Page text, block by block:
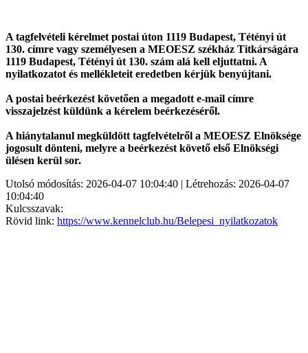
A tagfelvételi kérelmet postai úton 1119 Budapest, Tétényi út
130. címre vagy személyesen a MEOESZ székház Titkárságára
1119 Budapest, Tétényi út 130. szám alá kell eljuttatni. A
nyilatkozatot és mellékleteit eredetben kérjük benyújtani.
A postai beérkezést követően a megadott e-mail címre
visszajelzést küldünk a kérelem beérkezéséről.
A hiánytalanul megküldött tagfelvételről a MEOESZ Elnöksége
jogosult dönteni, melyre a beérkezést követő első Elnökségi
ülésen kerül sor.
Utolsó módosítás: 2026-04-07 10:04:40 | Létrehozás: 2026-04-07
10:04:40
Kulcsszavak:
Rövid link: https://www.kennelclub.hu/Belepesi_nyilatkozatok